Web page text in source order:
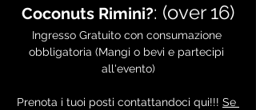
Coconuts Rimini?: (over 16)
Ingresso Gratuito con consumazione
obbligatoria (Mangi o bevi e partecipi
all'evento)
Prenota i tuoi posti contattandoci qui!!! Se